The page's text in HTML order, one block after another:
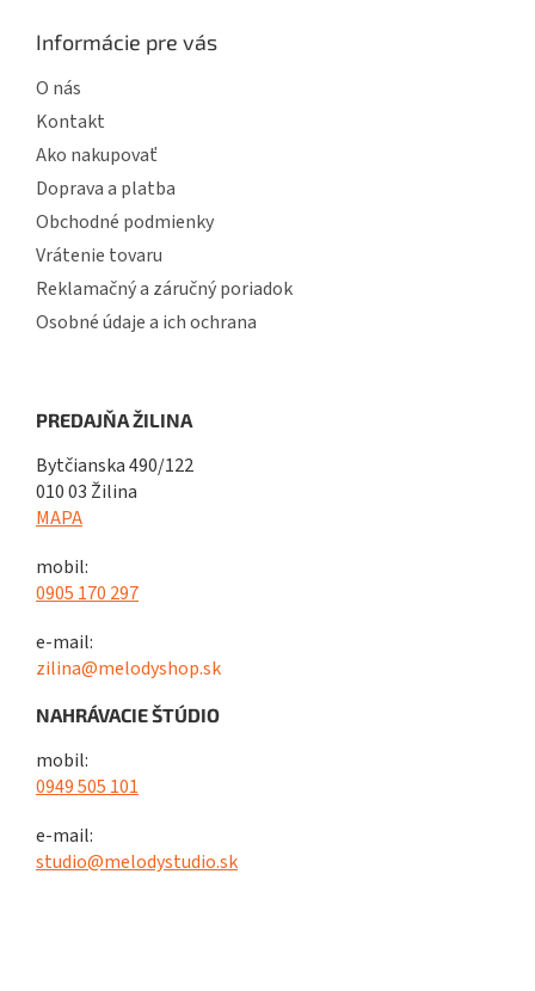
Informácie pre vás
O nás
Kontakt
Ako nakupovať
Doprava a platba
Obchodné podmienky
Vrátenie tovaru
Reklamačný a záručný poriadok
Osobné údaje a ich ochrana
PREDAJŇA ŽILINA
Bytčianska 490/122
010 03 Žilina
MAPA
mobil:
0905 170 297
e-mail:
zilina@melodyshop.sk
NAHRÁVACIE ŠTÚDIO
mobil:
0949 505 101
e-mail:
studio@melodystudio.sk